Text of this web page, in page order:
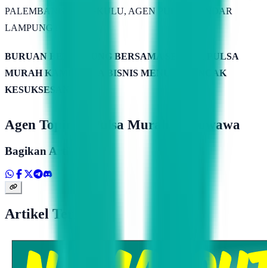
PALEMBANG, BENGKULU, AGEN PULSA BANDAR
LAMPUNG .
BURUAN BERGABUNG BERSAMA SERVER PULSA
MURAH KAMIMITRA BISNIS MENUJU PUNCAK
KESUKSESAN
Agen Topindo Pulsa Murah Di Suwawa
Bagikan Artikel
Artikel Terkait